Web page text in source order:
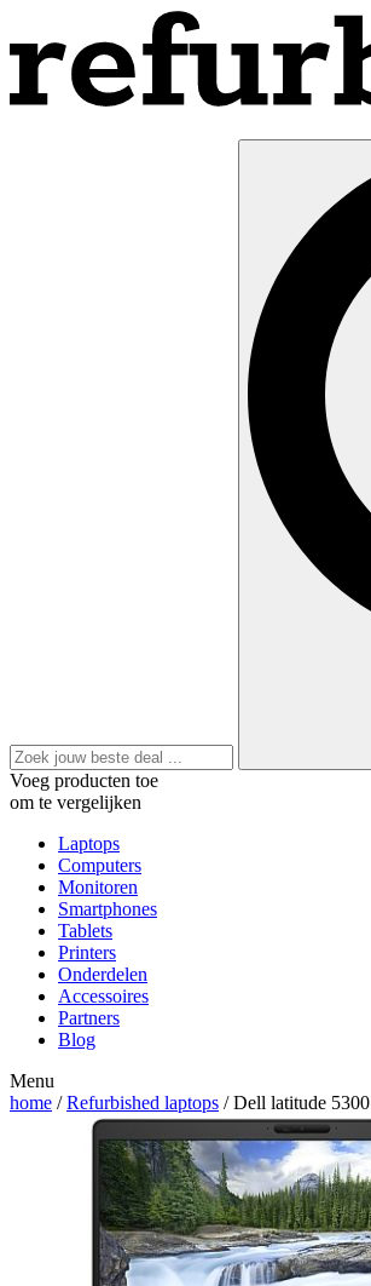
Voeg producten toe
om te vergelijken
Laptops
Computers
Monitoren
Smartphones
Tablets
Printers
Onderdelen
Accessoires
Partners
Blog
Menu
home /Refurbished laptops / Dell latitude 5300